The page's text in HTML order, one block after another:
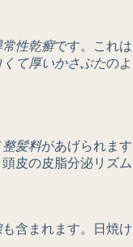
常性乾癬です。これ
くて厚いかさぶたの
整髪料があげられま
皮の皮脂分泌リズ
も含まれます。日焼